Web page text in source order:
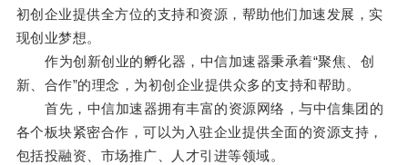
初创企业提供全方位的支持和资源，帮助他们加速发展，实
现创业梦想。
作为创新创业的孵化器，中信加速器秉承着“聚焦、创
新、合作”的理念，为初创企业提供众多的支持和帮助。
首先，中信加速器拥有丰富的资源网络，与中信集团的
各个板块紧密合作，可以为入驻企业提供全面的资源支持，
包括投融资、市场推广、人才引进等领域。